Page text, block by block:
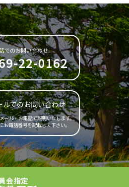
でのお問い合わせ
22-0162
ルでのお問い合わせ
ール・お電話で説明いたします。
お電話番号を記載して下さい。
会指定